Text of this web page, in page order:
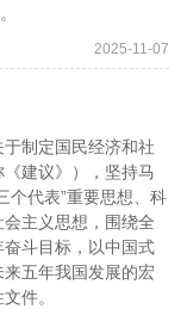
2025-11-07
制定国民经济和社
建议》），坚持马
个代表”重要思想、科
主义思想，围绕全
斗目标，以中国式
五年我国发展的宏
件。